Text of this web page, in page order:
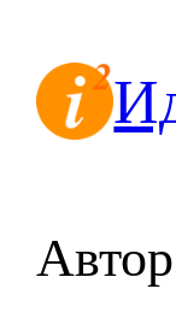
содержимому